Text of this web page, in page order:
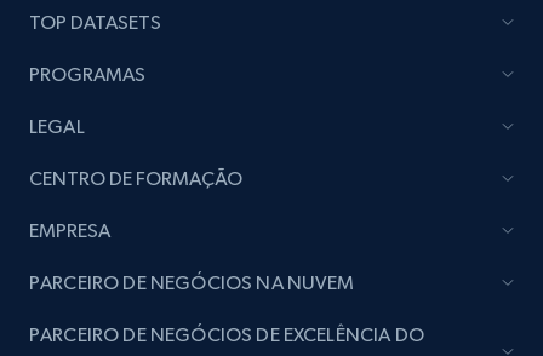
TOP DATASETS
PROGRAMAS
LEGAL
CENTRO DE FORMAÇÃO
EMPRESA
PARCEIRO DE NEGÓCIOS NA NUVEM
PARCEIRO DE NEGÓCIOS DE EXCELÊNCIA DO